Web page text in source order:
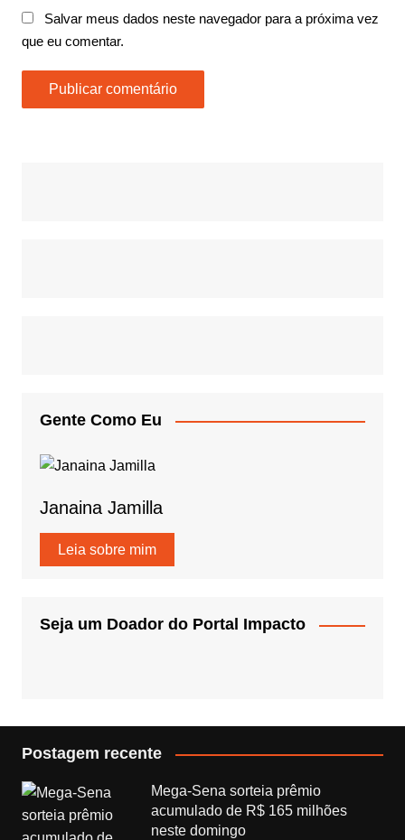
Salvar meus dados neste navegador para a próxima vez
que eu comentar.
Gente Como Eu
Janaina Jamilla
Leia sobre mim
Seja um Doador do Portal Impacto
Postagem recente
Mega-Sena sorteia prêmio
acumulado de R$ 165 milhões
neste domingo